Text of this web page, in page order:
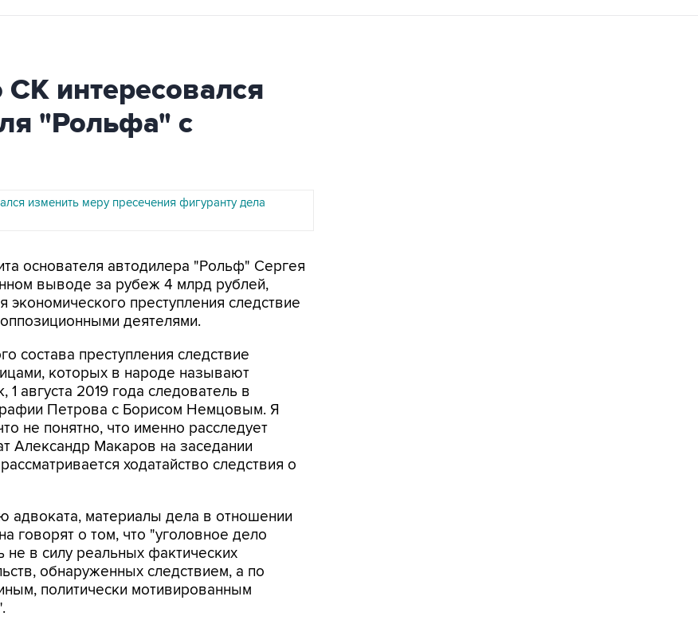
интересовался
"Рольфа" с
изменить меру пресечения фигуранту дела
основателя автодилера "Рольф" Сергея
выводе за рубеж 4 млрд рублей,
преступления следствие
деятелями.
состава преступления следствие
которых в народе называют
августа 2019 года следователь в
Петрова с Борисом Немцовым. Я
не понятно, что именно расследует
Александр Макаров на заседании
ходатайство следствия о
адвоката, материалы дела в отношении
говорят о том, что "уголовное дело
не в силу реальных фактических
обнаруженных следствием, а по
политически мотивированным